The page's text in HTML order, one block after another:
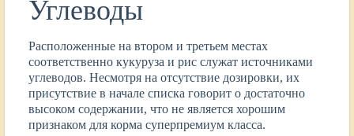
Углеводы
Расположенные на втором и третьем местах
соответственно кукуруза и рис служат источниками
углеводов. Несмотря на отсутствие дозировки, их
присутствие в начале списка говорит о достаточно
высоком содержании, что не является хорошим
признаком для корма суперпремиум класса.